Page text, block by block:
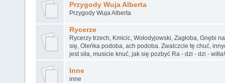
Przygody Wuja Alberta
Przygody Wuja Alberta
Rycerze
Rycerzy trzech, Kmicic, Wołodyjowski, Zagłoba, Gnębi
się, Oleńka podoba, ach podoba. Zwalczcie tę chuć,
jest siła, musicie knuć, jak się pozbyć Ra - dzi - dzi - wiłła!
Inne
inne